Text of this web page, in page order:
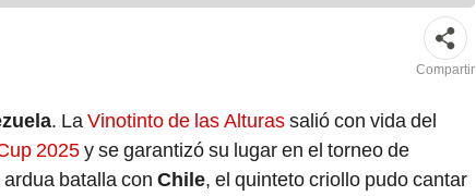
Compartir
. LaVinotinto de las Alturassalió con vida del
2025y se garantizó su lugar en el torneo de
batalla con Chile, el quinteto criollo pudo cantar